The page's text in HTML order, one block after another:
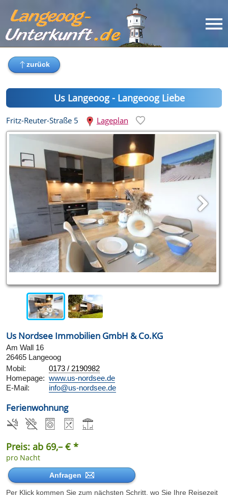
Us Langeoog - Langeoog Liebe
Fritz-Reuter-Straße 5 Lageplan
Us Nordsee Immobilien GmbH & Co.KG
Am Wall 16
26465 Langeoog
Mobil:
0173 / 2190982
Homepage: www.us-nordsee.de
E-Mail:
info@us-nordsee.de
Ferienwohnung
Preis: ab 69,– € *
pro Nacht
Anfragen
Per Klick kommen Sie zum nächsten Schritt, wo Sie Ihre Reisezeit